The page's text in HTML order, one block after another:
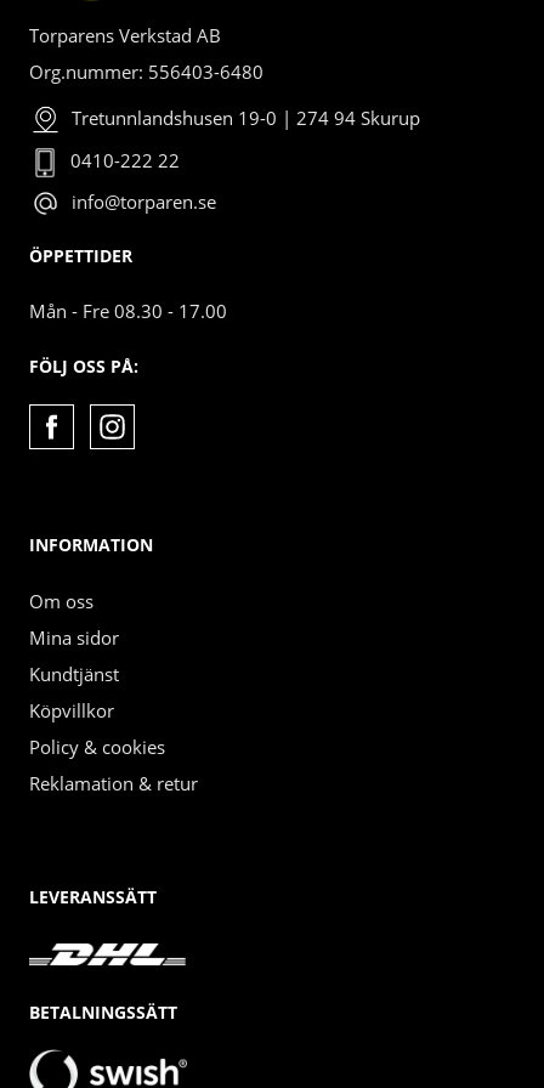
Torparens Verkstad AB
Org.nummer: 556403-6480
Tretunnlandshusen 19-0 | 274 94 Skurup
0410-222 22
info@torparen.se
ÖPPETTIDER
Mån - Fre 08.30 - 17.00
FÖLJ OSS PÅ:
INFORMATION
Om oss
Mina sidor
Kundtjänst
Köpvillkor
Policy & cookies
Reklamation & retur
LEVERANSSÄTT
BETALNINGSSÄTT